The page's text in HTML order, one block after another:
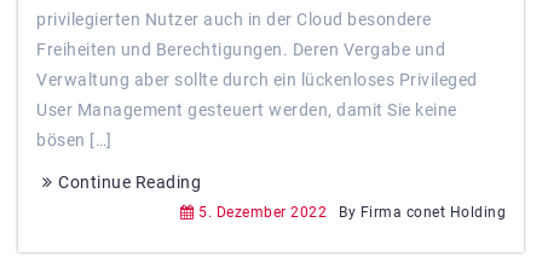
privilegierten Nutzer auch in der Cloud besondere
Freiheiten und Berechtigungen. Deren Vergabe und
Verwaltung aber sollte durch ein lückenloses Privileged
User Management gesteuert werden, damit Sie keine
bösen […]
Continue Reading
5. Dezember 2022 By Firma conet Holding